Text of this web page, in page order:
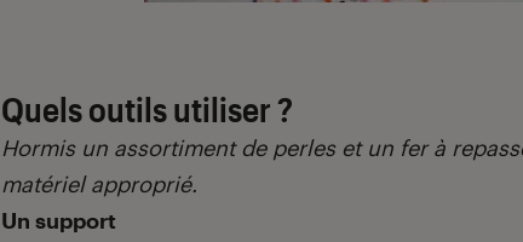
Quels outils utiliser ?
Hormis un assortiment de perles et un fer à
matériel approprié.
Un support